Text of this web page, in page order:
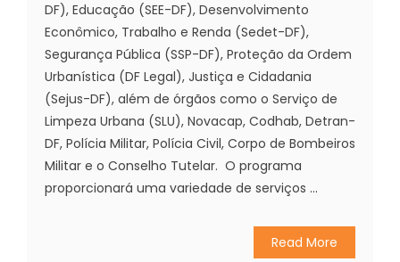
DF), Educação (SEE-DF), Desenvolvimento
Econômico, Trabalho e Renda (Sedet-DF),
Segurança Pública (SSP-DF), Proteção da Ordem
Urbanística (DF Legal), Justiça e Cidadania
(Sejus-DF), além de órgãos como o Serviço de
Limpeza Urbana (SLU), Novacap, Codhab, Detran-
DF, Polícia Militar, Polícia Civil, Corpo de Bombeiros
Militar e o Conselho Tutelar. O programa
proporcionará uma variedade de serviços ...
Read More